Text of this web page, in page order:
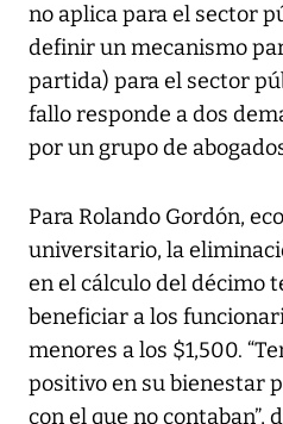
no aplica para el sector
definir un mecanismo
partida) para el sector
fallo responde a dos
por un grupo de
Para Rolando Gordón,
universitario, la
en el cálculo del décimo
beneficiar a los
menores a los $1,500.
positivo en su bienestar
con el que no contaban”,